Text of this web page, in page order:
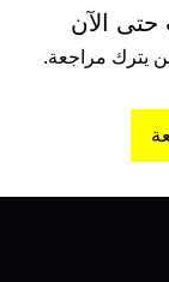
حتى الآن
يترك مراجعة.